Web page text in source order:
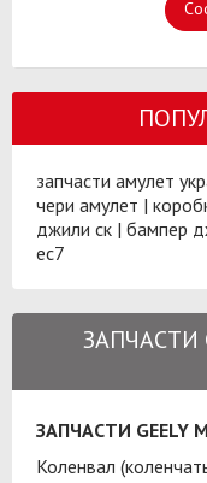
запчасти амулет
чери амулет |
джили ск | бампер
ес7
ЗАПЧАСТИ
ЗАПЧАСТИ
Коленвал